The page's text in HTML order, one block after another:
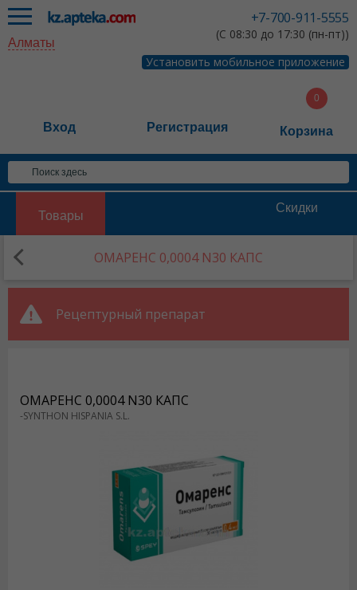
+7-700-911-5555
(С 08:30 до 17:30 (пн-пт))
Установить мобильное приложение
Алматы
Вход Регистрация Корзина
Товары
Скидки
ОМАРЕНС 0,0004 N30 КАПС
Рецептурный препарат
ОМАРЕНС 0,0004 N30 КАПС
-SYNTHON HISPANIA S.L.